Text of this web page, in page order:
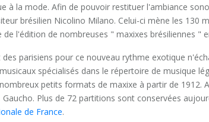
à la mode. Afin de pouvoir restituer l'ambiance
brésilien Nicolino Milano. Celui-ci mène les 130
l'édition de nombreuses " maxixes brésiliennes "
parisiens pour ce nouveau rythme exotique
spécialisés dans le répertoire de musique
petits formats de maxixe à partir de 1912.
Gaucho. Plus de 72 partitions sont conservées
de France.